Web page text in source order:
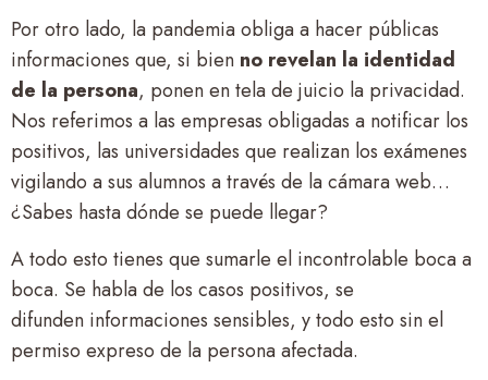
Por otro lado, la pandemia obliga a hacer públicas
informaciones que, si bien no revelan la identidad
de la persona, ponen en tela de juicio la privacidad.
Nos referimos a las empresas obligadas a notificar los
positivos, las universidades que realizan los exámenes
vigilando a sus alumnos a través de la cámara web…
¿Sabes hasta dónde se puede llegar?
A todo esto tienes que sumarle el incontrolable boca a
boca. Se habla de los casos positivos, se
difunden informaciones sensibles, y todo esto sin el
permiso expreso de la persona afectada.